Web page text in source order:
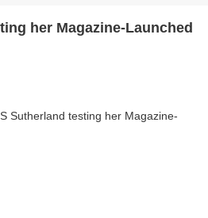
her Magazine-Launched